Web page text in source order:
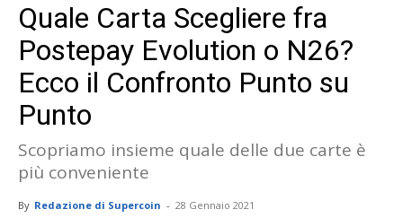
Quale Carta Scegliere fra
Postepay Evolution o N26?
Ecco il Confronto Punto su
Punto
Scopriamo insieme quale delle due carte è
più conveniente
By Redazione di Supercoin - 28 Gennaio 2021